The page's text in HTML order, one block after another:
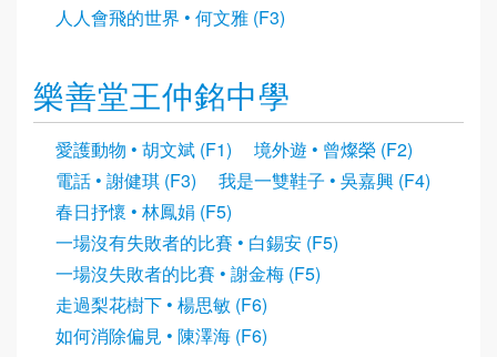
人人會飛的世界 • 何文雅 (F3)
樂善堂王仲銘中學
愛護動物 • 胡文斌 (F1)
境外遊 • 曾燦榮 (F2)
電話 • 謝健琪 (F3)
我是一雙鞋子 • 吳嘉興 (F4)
春日抒懷 • 林鳳娟 (F5)
一場沒有失敗者的比賽 • 白錫安 (F5)
一場沒失敗者的比賽 • 謝金梅 (F5)
走過梨花樹下 • 楊思敏 (F6)
如何消除偏見 • 陳澤海 (F6)